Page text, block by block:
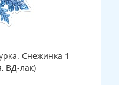
Снежинка 1
ВД-лак)